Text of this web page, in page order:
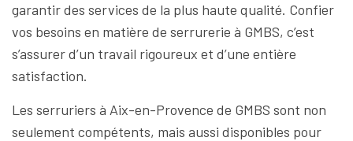
garantir des services de la plus haute qualité. Confier
vos besoins en matière de serrurerie à GMBS, c’est
s’assurer d’un travail rigoureux et d’une entière
satisfaction.
Les serruriers à Aix-en-Provence de GMBS sont non
seulement compétents, mais aussi disponibles pour